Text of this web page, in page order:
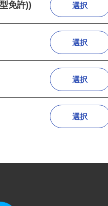
免許)) 選択
選択
選択
選択